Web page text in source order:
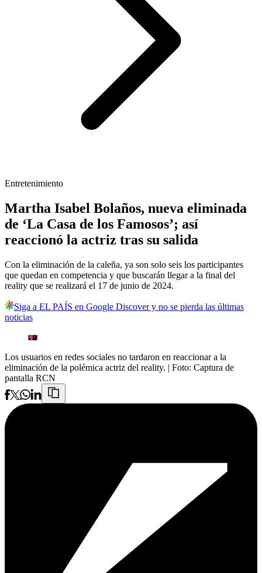
Entretenimiento
Martha Isabel Bolaños, nueva eliminada
de ‘La Casa de los Famosos’; así
reaccionó la actriz tras su salida
Con la eliminación de la caleña, ya son solo seis los participantes
que quedan en competencia y que buscarán llegar a la final del
reality que se realizará el 17 de junio de 2024.
Siga a EL PAÍS en Google Discover y no se pierda las últimas
noticias
Los usuarios en redes sociales no tardaron en reaccionar a la
eliminación de la polémica actriz del reality. | Foto: Captura de
pantalla RCN